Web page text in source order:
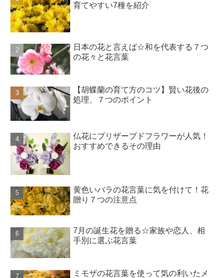
育てやすい7種を紹介
日本の花と言えば☆和を代表する７つ
の花々と花言葉
【胡蝶蘭の育て方のコツ】賢い花後の
処理、７つのポイント
仏花にブリザーブドフラワーが人気！
おすすめできるその理由
黄色いバラの花言葉に気を付けて！花
贈り７つの注意点
7月の誕生花を贈る☆家族や恋人、相
手別に選ぶ花言葉
ミモザの花言葉を使って気の利いたメ